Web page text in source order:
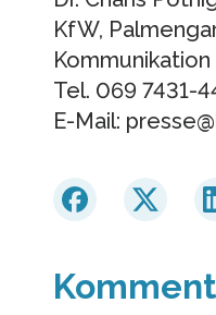
KfW,
Kommunikation
Tel. 069 7431-
E-Mail: